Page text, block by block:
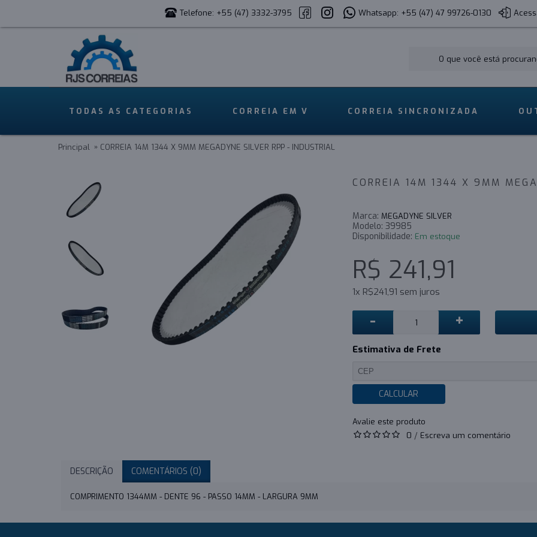
Telefone: +55 (47) 3332-3795 Whatsapp: +55 (47) 47 99726-0130
TODAS AS CATEGORIAS CORREIA EM V CORREIA SINCRONIZADA
Principal CORREIA 14M 1344 X 9MM MEGADYNE SILVER RPP - INDUSTRIAL
CORREIA 14M 1344 X 9MM
Marca: MEGADYNE SILVER
Modelo: 39985
Disponibilidade: Em estoque
R$ 241,91
1x R$241,91 sem juros
- +
Estimativa de Frete
CALCULAR
0 / Escreva um comentário
DESCRIÇÃO COMENTÁRIOS (0)
COMPRIMENTO 1344MM - DENTE 96 - PASSO 14MM - LARGURA 9MM